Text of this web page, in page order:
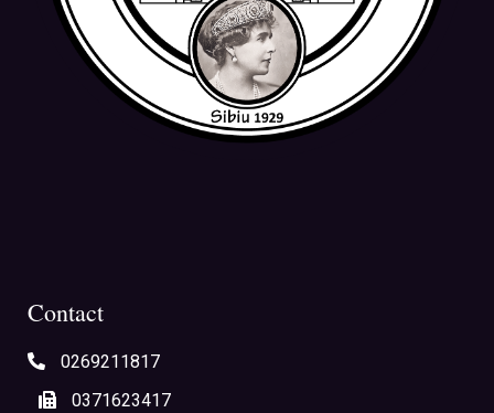
Contact
0269211817
0371623417